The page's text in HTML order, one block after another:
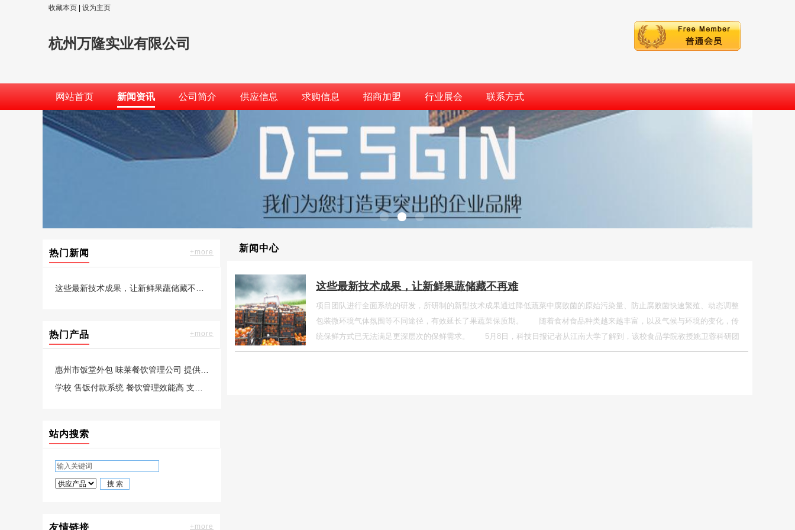
收藏本页 设为主页
杭州万隆实业有限公司
网站首页 新闻资讯 公司简介 供应信息 求购信息 招商加盟 行业展会 联系方式
+more
热门新闻
+more
热门产品
站内搜索
+more
友情链接
新闻中心
这些最新技术成果，让新鲜果蔬储藏不再难
项目团队进行全面系统的研发，所研制的新型技术成果通过降低蔬菜中腐败菌的原始污染量、防止腐败菌快速繁殖、动态调整
包装微环境气体氛围等不同途径，有效延长了果蔬菜保质期。 随着食材食品种类越来越丰富，以及气候与环境的变化，传
统保鲜方式已无法满足更深层次的保鲜需求。 5月8日，科技日报记者从江南大学了解到，该校食品学院教授姚卫蓉科研团
队，针对新鲜果蔬储藏易腐烂变质难题进行攻关，先后研制出的清洗消毒技术（超声波技术、天然植物源清洗消毒剂）、新型